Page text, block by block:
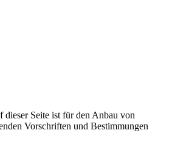
dieser Seite ist für den Anbau von
Vorschriften und Bestimmungen